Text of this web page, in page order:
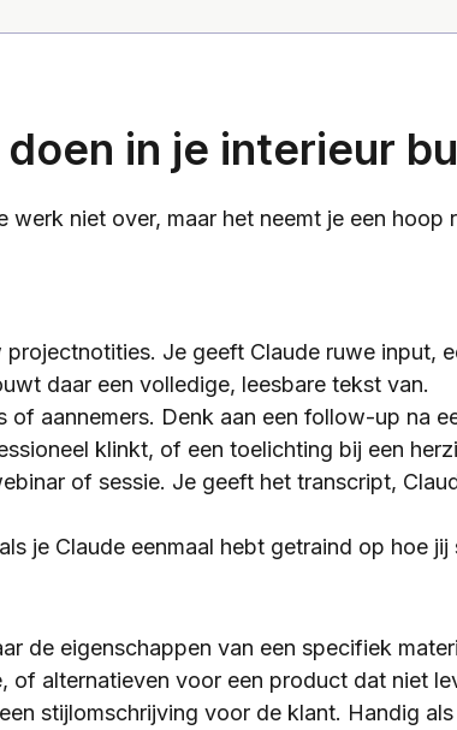
in je interieur
niet over, maar het neemt je een hoop
Je geeft Claude ruwe input,
daar een volledige, leesbare tekst van.
of aannemers. Denk aan een follow-up na
klinkt, of een toelichting bij een
of sessie. Je geeft het transcript,
je Claude eenmaal hebt getraind op hoe jij
de eigenschappen van een specifiek
of alternatieven voor een product dat niet
stijlomschrijving voor de klant. Handig als